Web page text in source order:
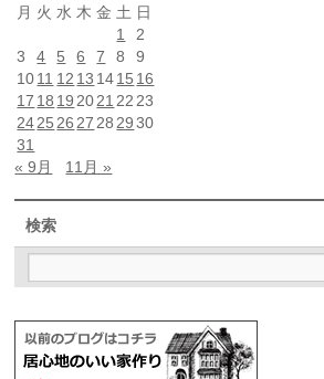
月 火 水 木 金 土 日
1
2
3
4 5 6 7 8
9
1011 12 13 1415 16
17 18 19 2021 22 23
2425 26 27 28 29 30
31
« 9月
11月 »
検索